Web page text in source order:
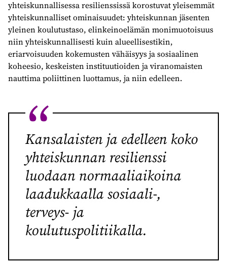
yhteiskunnallisessa resilienssissä korostuvat yleisemmät
yhteiskunnalliset ominaisuudet: yhteiskunnan jäsenten
yleinen koulutustaso, elinkeinoelämän monimuotoisuus
niin yhteiskunnallisesti kuin alueellisestikin,
eriarvoisuuden kokemusten vähäisyys ja sosiaalinen
koheesio, keskeisten instituutioiden ja viranomaisten
nauttima poliittinen luottamus, ja niin edelleen.
Kansalaisten ja edelleen koko
yhteiskunnan resilienssi
luodaan normaaliaikoina
laadukkaalla sosiaali-,
terveys- ja
koulutuspolitiikalla.